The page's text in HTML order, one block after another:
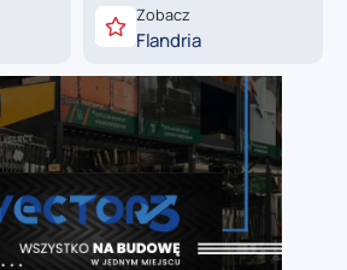
Zobacz
Flandria